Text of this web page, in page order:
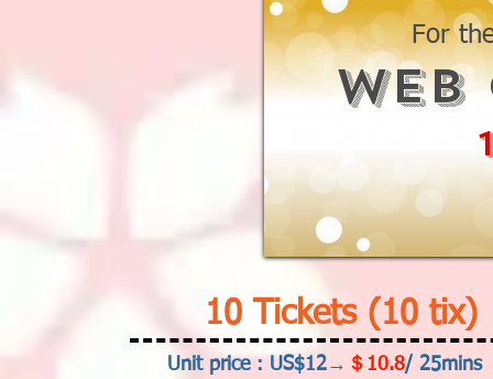
For
WEB
10 Tickets (10 tix)
Unit price：US$12→ ＄10.8/ 25mins